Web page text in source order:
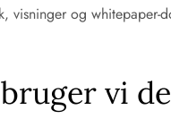
og whitepaper-
vi